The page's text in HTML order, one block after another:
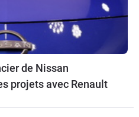
de Nissan
projets avec Renault